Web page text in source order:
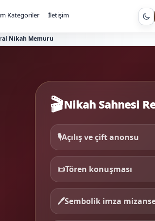
Kategoriler İletişim
Nikah Memuru
🎬Nikah Sahnesi
🎙️Açılış ve çift anonsu
📜Tören konuşması
🖊️Sembolik imza